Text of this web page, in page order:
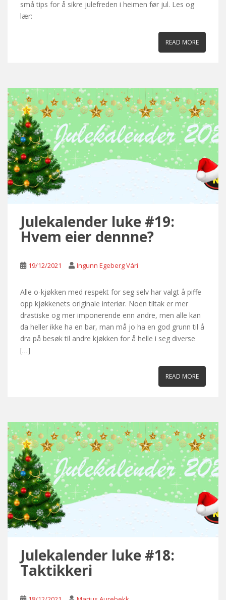
små tips for å sikre julefreden i heimen før jul. Les og
lær:
READ MORE
Julekalender luke #19:
Hvem eier dennne?
19/12/2021 Ingunn Egeberg Vári
Alle o-kjøkken med respekt for seg selv har valgt å piffe
opp kjøkkenets originale interiør. Noen tiltak er mer
drastiske og mer imponerende enn andre, men alle kan
da heller ikke ha en bar, man må jo ha en god grunn til å
dra på besøk til andre kjøkken for å helle i seg diverse
[…]
READ MORE
Julekalender luke #18:
Taktikkeri